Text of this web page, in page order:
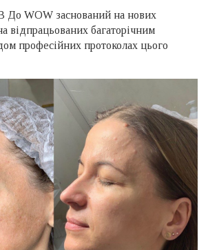
WOW заснований на нових
відпрацьованих багаторічним
професійних протоколах цього